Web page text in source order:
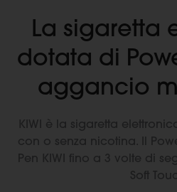
La sigaretta
dotata di
aggancio
KIWI è la sigaretta
con o senza nicotina. Il
Pen KIWI fino a 3 volte di
Soft